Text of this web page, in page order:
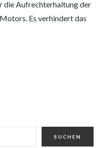
die Aufrechterhaltung der
Es verhindert das
SUCHEN